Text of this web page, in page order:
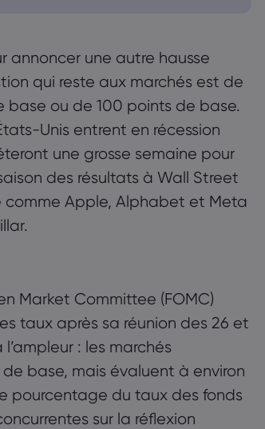
annoncer une autre hausse
qui reste aux marchés est de
base ou de 100 points de base.
Unis entrent en récession
une grosse semaine pour
des résultats à Wall Street
Apple, Alphabet et Meta
Market Committee (FOMC)
taux après sa réunion des 26 et
: les marchés
base, mais évaluent à environ
pourcentage du taux des fonds
sur la réflexion